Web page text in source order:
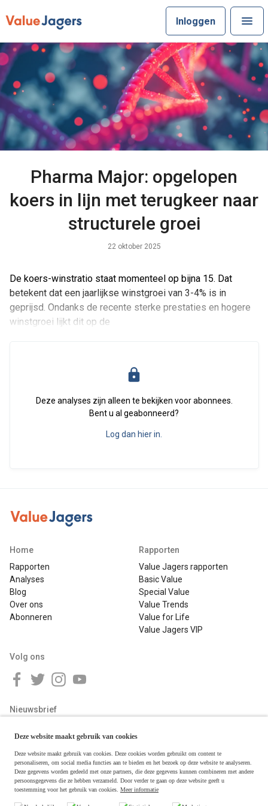
Inloggen
Pharma Major: opgelopen
koers in lijn met terugkeer naar
structurele groei
22 oktober 2025
De koers-winstratio staat momenteel op bijna 15. Dat
betekent dat een jaarlijkse winstgroei van 3-4% is in
geprijsd. Ondanks de recente sterke prestaties en hogere
winstgroei lijkt dit op de
Deze analyses zijn alleen te bekijken voor abonnees.
Bent u al geabonneerd?
Log dan hier in.
Home
Rapporten
Analyses
Blog
Over ons
Abonneren
Rapporten
Value Jagers rapporten
Basic Value
Special Value
Value Trends
Value for Life
Value Jagers VIP
Volg ons
Nieuwsbrief
Deze website maakt gebruik van cookies
Deze website maakt gebruik van cookies. Deze cookies worden gebruikt om content te
personaliseren, om social media functies aan te bieden en het bezoek op deze website te analyseren.
Deze gegevens worden gedeeld met onze partners, die deze gegevens kunnen combineren met andere
persoonsgegevens die ze hebben verzameld. Door verder te gaan op deze website geeft u
toestemming voor het gebruik van cookies. Meer informatie